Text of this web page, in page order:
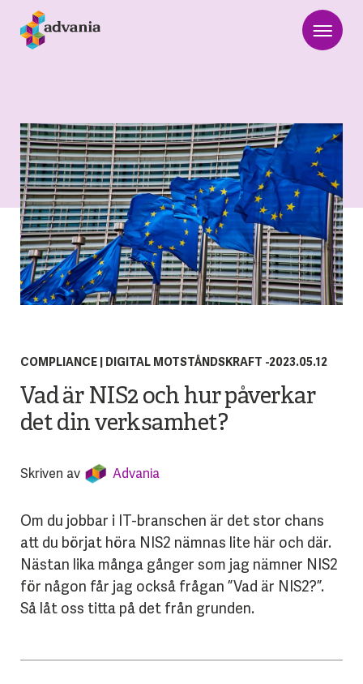
COMPLIANCE| DIGITAL MOTSTÅNDSKRAFT -2023.05.12
Vad är NIS2 och hur påverkar
det din verksamhet?
Skriven av Advania
Om du jobbar i IT-branschen är det stor chans
att du börjat höra NIS2 nämnas lite här och där.
Nästan lika många gånger som jag nämner NIS2
för någon får jag också frågan ”Vad är NIS2?”.
Så låt oss titta på det från grunden.